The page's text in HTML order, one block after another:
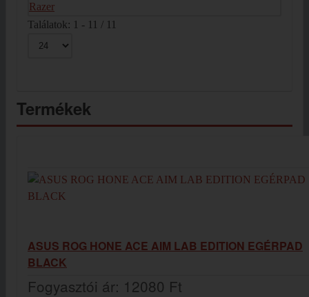
Razer
Találatok: 1 - 11 / 11
Termékek
ASUS ROG HONE ACE AIM LAB EDITION EGÉRPAD
BLACK
Fogyasztói ár: 12080 Ft